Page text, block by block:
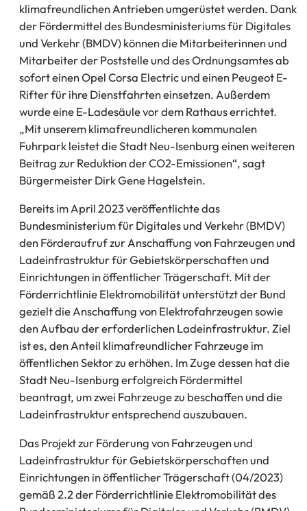
klimafreundlichen Antrieben umgerüstet werden. Dank
der Fördermittel des Bundesministeriums für Digitales
und Verkehr (BMDV) können die Mitarbeiterinnen und
Mitarbeiter der Poststelle und des Ordnungsamtes ab
sofort einen Opel Corsa Electric und einen Peugeot E-
Rifter für ihre Dienstfahrten einsetzen. Außerdem
wurde eine E-Ladesäule vor dem Rathaus errichtet.
„Mit unserem klimafreundlicheren kommunalen
Fuhrpark leistet die Stadt Neu-Isenburg einen weiteren
Beitrag zur Reduktion der CO2-Emissionen“, sagt
Bürgermeister Dirk Gene Hagelstein.
Bereits im April 2023 veröffentlichte das
Bundesministerium für Digitales und Verkehr (BMDV)
den Förderaufruf zur Anschaffung von Fahrzeugen und
Ladeinfrastruktur für Gebietskörperschaften und
Einrichtungen in öffentlicher Trägerschaft. Mit der
Förderrichtlinie Elektromobilität unterstützt der Bund
gezielt die Anschaffung von Elektrofahrzeugen sowie
den Aufbau der erforderlichen Ladeinfrastruktur. Ziel
ist es, den Anteil klimafreundlicher Fahrzeuge im
öffentlichen Sektor zu erhöhen. Im Zuge dessen hat die
Stadt Neu-Isenburg erfolgreich Fördermittel
beantragt, um zwei Fahrzeuge zu beschaffen und die
Ladeinfrastruktur entsprechend auszubauen.
Das Projekt zur Förderung von Fahrzeugen und
Ladeinfrastruktur für Gebietskörperschaften und
Einrichtungen in öffentlicher Trägerschaft (04/2023)
gemäß 2.2 der Förderrichtlinie Elektromobilität des